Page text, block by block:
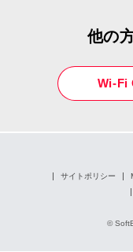
他の
Wi-Fi
サイトポリシー
©